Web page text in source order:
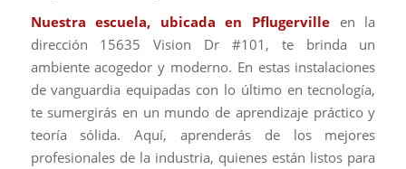
Nuestra escuela, ubicada en Pflugerville en la
dirección 15635 Vision Dr #101, te brinda un
ambiente acogedor y moderno. En estas instalaciones
de vanguardia equipadas con lo último en tecnología,
te sumergirás en un mundo de aprendizaje práctico y
teoría sólida. Aquí, aprenderás de los mejores
profesionales de la industria, quienes están listos para